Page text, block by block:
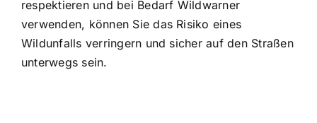
respektieren und bei Bedarf Wildwarner
verwenden, können Sie das Risiko eines
Wildunfalls verringern und sicher auf den Straßen
unterwegs sein.